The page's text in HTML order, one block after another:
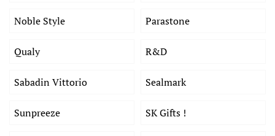
Noble Style Parastone
Qualy R&D
Sabadin Vittorio Sealmark
Sunpreeze SK Gifts !